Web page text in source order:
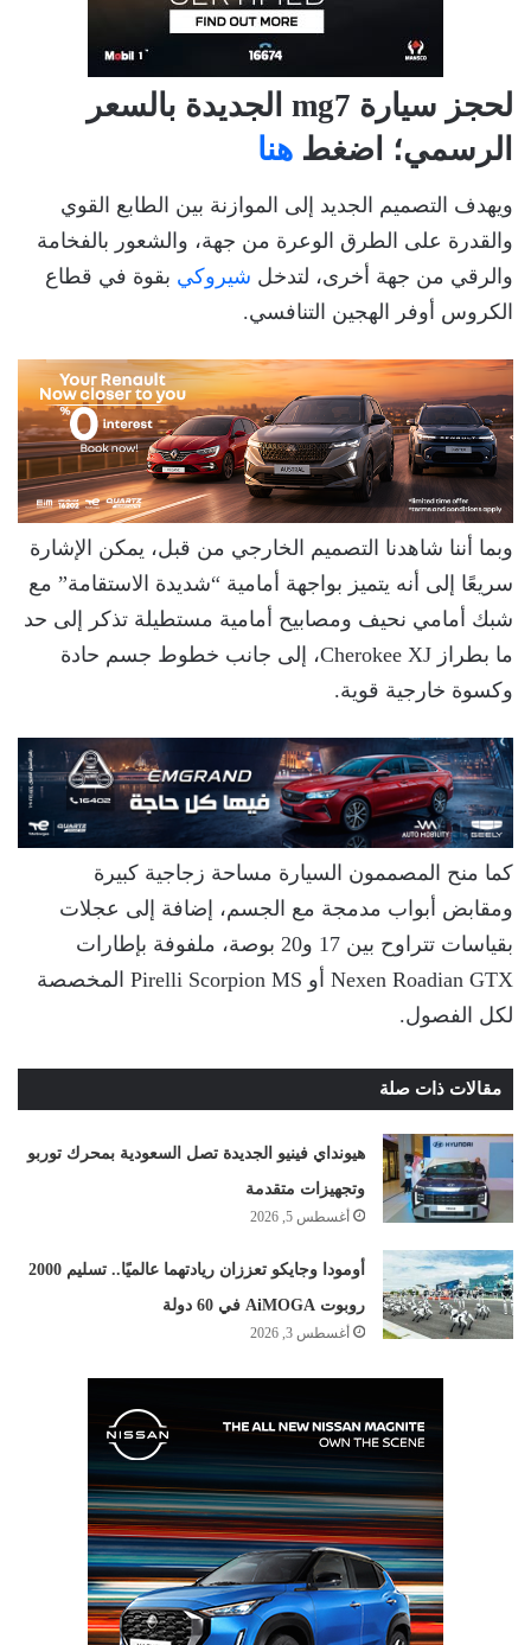
لحجز سيارة mg7 الجديدة بالسعر
الرسمي؛ اضغط هنا
ويهدف التصميم الجديد إلى الموازنة بين الطابع القوي
والقدرة على الطرق الوعرة من جهة، والشعور بالفخامة
والرقي من جهة أخرى، لتدخل شيروكي بقوة في قطاع
الكروس أوفر الهجين التنافسي.
وبما أننا شاهدنا التصميم الخارجي من قبل، يمكن الإشارة
سريعًا إلى أنه يتميز بواجهة أمامية “شديدة الاستقامة” مع
شبك أمامي نحيف ومصابيح أمامية مستطيلة تذكر إلى حد
ما بطراز Cherokee XJ، إلى جانب خطوط جسم حادة
وكسوة خارجية قوية.
كما منح المصممون السيارة مساحة زجاجية كبيرة
ومقابض أبواب مدمجة مع الجسم، إضافة إلى عجلات
بقياسات تتراوح بين 17 و20 بوصة، ملفوفة بإطارات
Nexen Roadian GTX أو Pirelli Scorpion MS المخصصة
لكل الفصول.
مقالات ذات صلة
هيونداي فينيو الجديدة تصل السعودية بمحرك توربو
وتجهيزات متقدمة
أغسطس 5, 2026
أومودا وجايكو تعززان ريادتهما عالميًا.. تسليم 2000
روبوت AiMOGA في 60 دولة
أغسطس 3, 2026